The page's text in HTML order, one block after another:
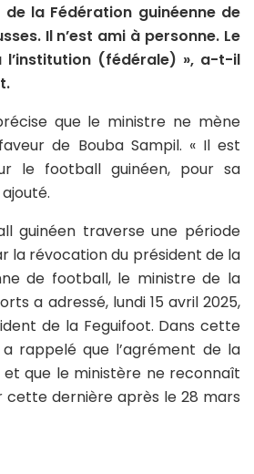
la Fédération guinéenne de
Il n’est ami à personne. Le
l’institution (fédérale) », a-t-il
que le ministre ne mène
de Bouba Sampil. « Il est
le football guinéen, pour sa
guinéen traverse une période
la révocation du président de la
de football, le ministre de la
a adressé, lundi 15 avril 2025,
de la Feguifoot. Dans cette
rappelé que l’agrément de la
que le ministère ne reconnaît
cette dernière après le 28 mars